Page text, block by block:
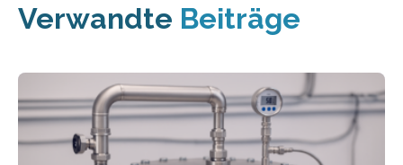
Verwandte Beiträge